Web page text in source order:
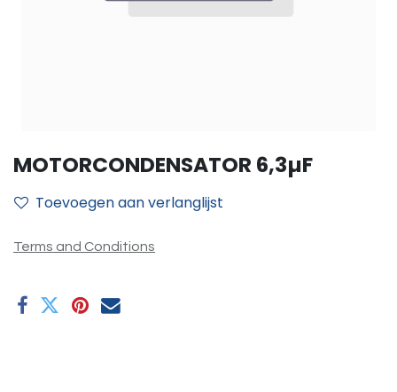
MOTORCONDENSATOR 6,3µF
Toevoegen aan verlanglijst
Terms and Conditions